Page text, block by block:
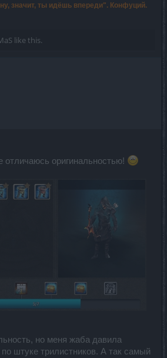
значит, ты идёшь впереди". Конфуций.
like this.
отличаюсь оригинальностью!
но меня жаба давила
штуке трилистников. А так самый